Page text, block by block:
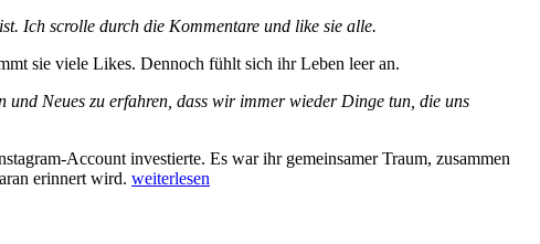
Ich scrolle durch die Kommentare und like sie alle.
sie viele Likes. Dennoch fühlt sich ihr Leben leer an.
und Neues zu erfahren, dass wir immer wieder Dinge tun, die uns
Account investierte. Es war ihr gemeinsamer Traum, zusammen
erinnert wird. „Offline
weiterlesen